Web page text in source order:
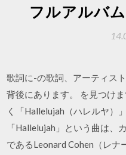
フルアルバ
歌詞に-の歌詞、アーティス
背後にあります。 を見つけ
く「Hallelujah（ハレルヤ）
「Hallelujah」という曲は、
であるLeonard Cohen（レ